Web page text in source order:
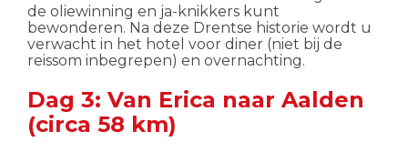
de oliewinning en ja-knikkers kunt
bewonderen. Na deze Drentse historie wordt u
verwacht in het hotel voor diner (niet bij de
reissom inbegrepen) en overnachting.
Dag 3: Van Erica naar Aalden
(circa 58 km)